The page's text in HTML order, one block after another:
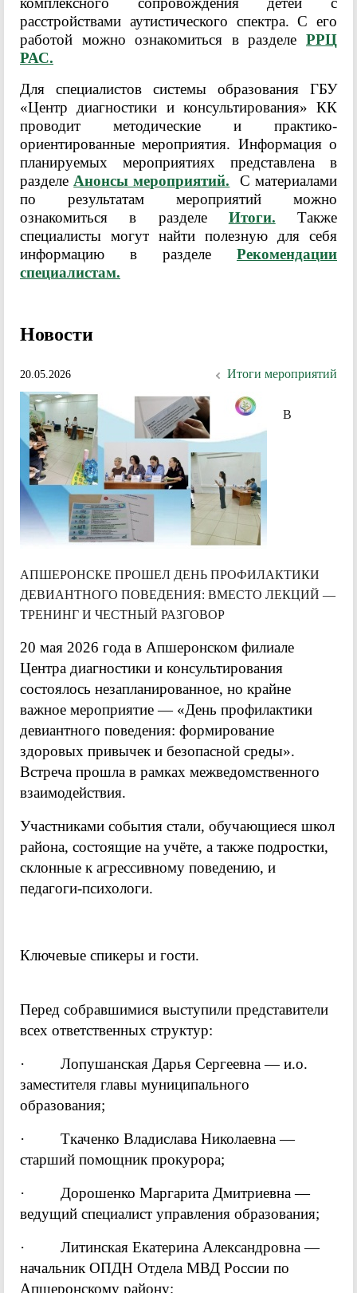
расстройствами аутистического спектра. С его
работой можно ознакомиться в разделе РРЦ
РАС.
Для специалистов системы образования ГБУ
«Центр диагностики и консультирования» КК
проводит методические и практико-
ориентированные мероприятия. Информация о
планируемых мероприятиях представлена в
разделе Анонсы мероприятий. С материалами
по результатам мероприятий можно
ознакомиться в разделе Итоги. Также
специалисты могут найти полезную для себя
информацию в разделе Рекомендации
специалистам.
Новости
20.05.2026 Итоги мероприятий
В
АПШЕРОНСКЕ ПРОШЕЛ ДЕНЬ ПРОФИЛАКТИКИ
ДЕВИАНТНОГО ПОВЕДЕНИЯ: ВМЕСТО ЛЕКЦИЙ —
ТРЕНИНГ И ЧЕСТНЫЙ РАЗГОВОР
20 мая 2026 года в Апшеронском филиале
Центра диагностики и консультирования
состоялось незапланированное, но крайне
важное мероприятие — «День профилактики
девиантного поведения: формирование
здоровых привычек и безопасной среды».
Встреча прошла в рамках межведомственного
взаимодействия.
Участниками события стали, обучающиеся школ
района, состоящие на учёте, а также подростки,
склонные к агрессивному поведению, и
педагоги-психологи.
Ключевые спикеры и гости.
Перед собравшимися выступили представители
всех ответственных структур:
· Лопушанская Дарья Сергеевна — и.о.
заместителя главы муниципального
образования;
· Ткаченко Владислава Николаевна —
старший помощник прокурора;
· Дорошенко Маргарита Дмитриевна —
ведущий специалист управления образования;
· Литинская Екатерина Александровна —
начальник ОПДН Отдела МВД России по
Апшеронскому району;